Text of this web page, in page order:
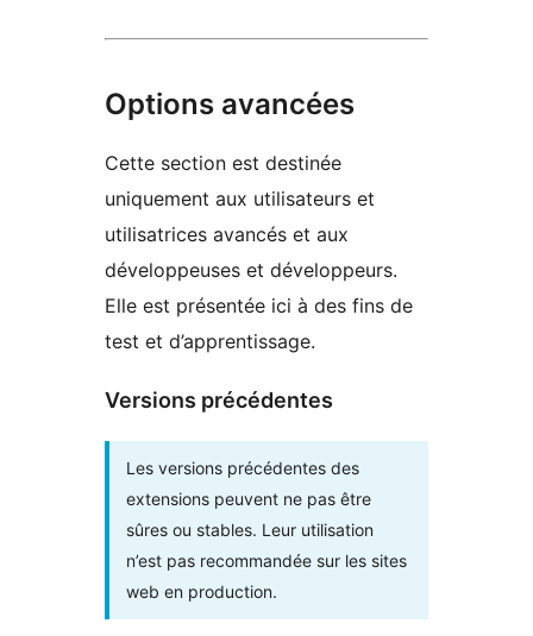
Options avancées
Cette section est destinée
uniquement aux utilisateurs et
utilisatrices avancés et aux
développeuses et développeurs.
Elle est présentée ici à des fins de
test et d’apprentissage.
Versions précédentes
Les versions précédentes des
extensions peuvent ne pas être
sûres ou stables. Leur utilisation
n’est pas recommandée sur les sites
web en production.